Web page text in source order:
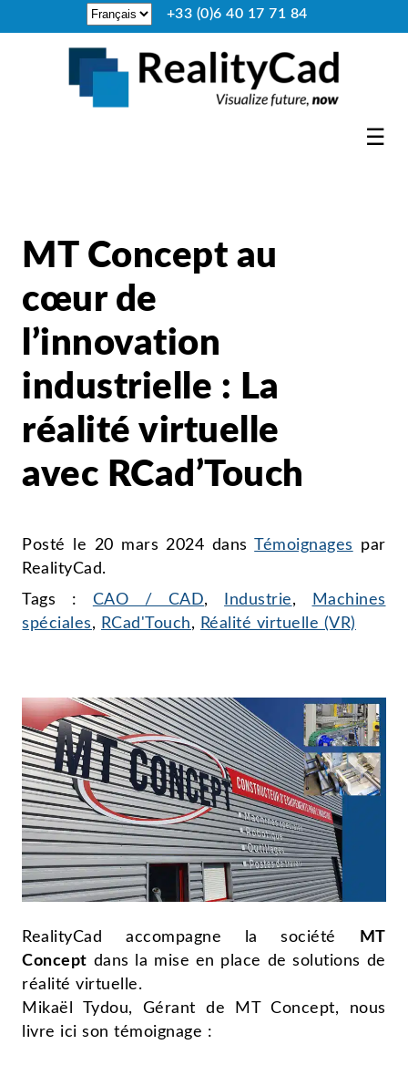
+33 (0)6 40 17 71 84
☰
MT Concept au
cœur de
l’innovation
industrielle : La
réalité virtuelle
avec RCad’Touch
Posté le 20 mars 2024 dansTémoignages par
RealityCad.
Tags : CAO / CAD, Industrie,
Machines
spéciales, RCad'Touch, Réalité virtuelle (VR)
RealityCad accompagne la société
MT
Concept dans la mise en place de solutions de
réalité virtuelle.
Mikaël Tydou, Gérant de MT Concept, nous
livre ici son témoignage :